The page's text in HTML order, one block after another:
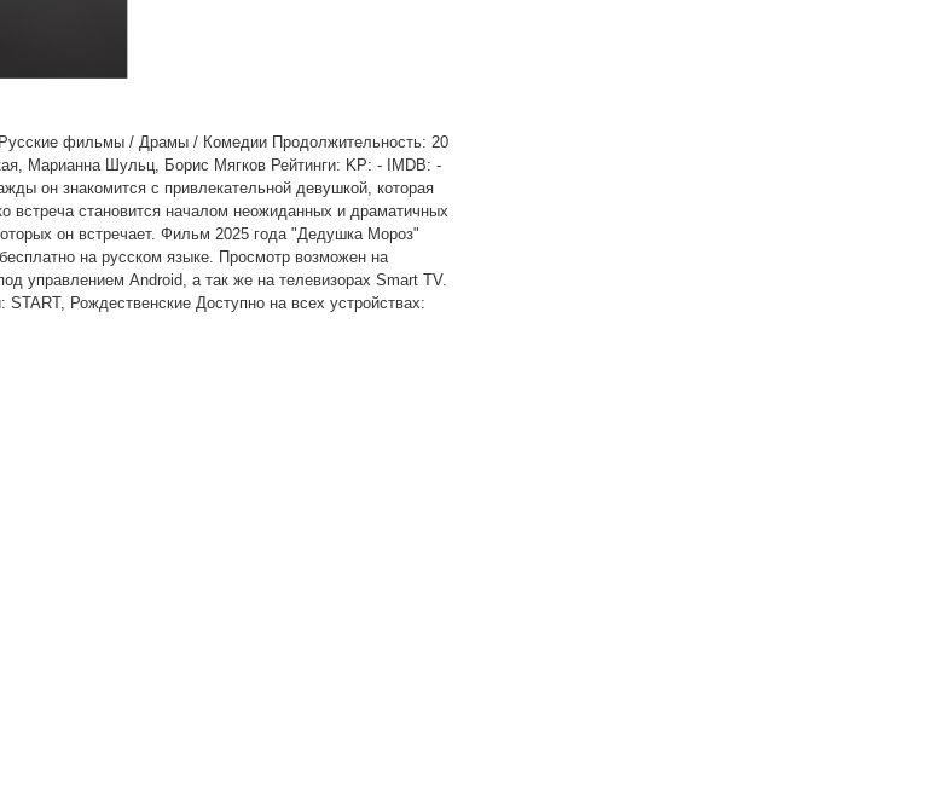
фильмы / Драмы / Комедии Продолжительность: 20
Марианна Шульц, Борис Мягков Рейтинги: KP: - IMDB: -
он знакомится с привлекательной девушкой, которая
встреча становится началом неожиданных и драматичных
он встречает. Фильм 2025 года "Дедушка Мороз"
на русском языке. Просмотр возможен на
управлением Android, а так же на телевизорах Smart TV.
Рождественские Доступно на всех устройствах: